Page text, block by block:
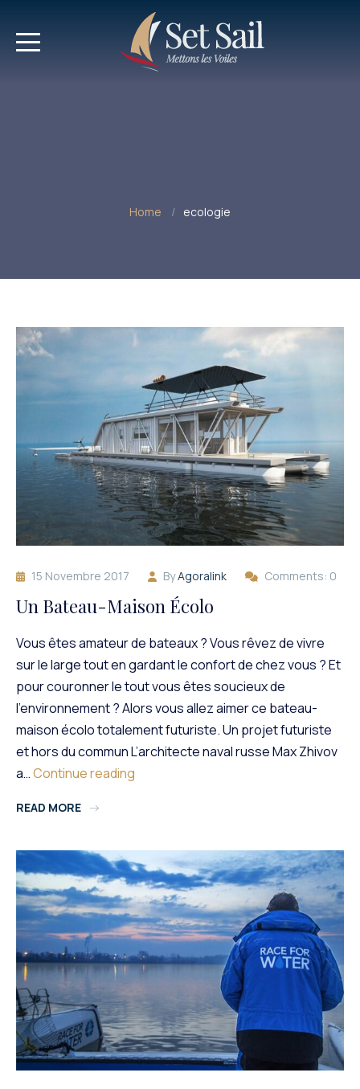
Home ecologie
15 Novembre 2017 ByAgoralink Comments: 0
Un Bateau-Maison Écolo
Vous êtes amateur de bateaux ? Vous rêvez de vivre
sur le large tout en gardant le confort de chez vous ? Et
pour couronner le tout vous êtes soucieux de
l’environnement ? Alors vous allez aimer ce bateau-
maison écolo totalement futuriste. Un projet futuriste
et hors du commun L’architecte naval russe Max Zhivov
a…Continue reading
READ MORE